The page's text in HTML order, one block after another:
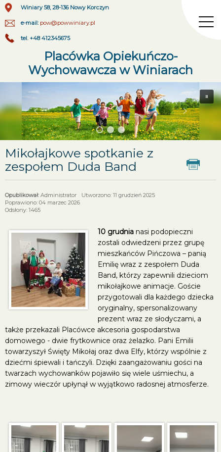
Winiary 58, 28-136 Nowy Korczyn
e-mail: pow@powwiniary.pl
tel. +48 412345675
Placówka Opiekuńczo-
Wychowawcza w Winiarach
Mikołajkowe spotkanie z
zespołem Duda Band
Administrator
Utworzono: 11 grudzień 2025
Poprawiono: 04 marzec 2026
Odsłony: 1465
10 grudnia nasi podopieczni
zostali odwiedzeni przez grupę
mieszkańców Pińczowa – panią
Emilię wraz z zespołem Duda
Band, którzy zapewnili dzieciom
mikołajkowe animacje. Goście
przygotowali dla każdego dziecka
oryginalny, spersonalizowany
prezent wraz ze słodyczami, a
także przekazali Placówce akcesoria gospodarstwa
domowego - dwie frytkownice oraz żelazko. Pani Emilii
towarzyszył Święty Mikołaj oraz dwa Elfy, którzy wspólnie z
dziećmi śpiewali i tańczyli. Dzięki zaangażowaniu gości na
twarzach wychowanków pojawiło się wiele uśmiechu, a
zimowy wieczór upłynął w wyjątkowo radosnej atmosferze.